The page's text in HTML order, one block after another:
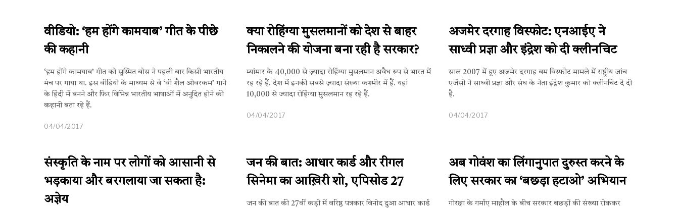
वीडियो: ‘हम होंगे कामयाब’ गीत के पीछे
की कहानी
‘हम होंगे कामयाब’ गीत को सुस्मित बोस ने पहली बार किसी भारतीय
मंच पर गाया था. इस वीडियो के माध्यम से वे ‘वी शैल ओवरकम’ गाने
के हिंदी में बनने और फिर विभिन्न भारतीय भाषाओं में अनुदित होने की
कहानी बता रहे हैं.
04/04/2017
क्या रोहिंग्या मुसलमानों को देश से बाहर
निकालने की योजना बना रही है सरकार?
म्यांमार के 40,000 से ज़्यादा रोहिंग्या मुसलमान अवैध रूप से भारत में
रह रहे हैं. देश में इनकी सबसे ज़्यादा संख्या कश्मीर में हैं. यहां
10,000 से ज्यादा रोहिंग्या मुसलमान रह रहे हैं.
04/04/2017
अजमेर दरगाह विस्फोट: एनआईए ने
साध्वी प्रज्ञा और इंद्रेश को दी क्लीनचिट
साल 2007 में हुए अजमेर दरगाह बम विस्फोट मामले में राष्ट्रीय जांच
एजेंसी ने साध्वी प्रज्ञा और संघ के नेता इंद्रेश कुमार को ​क्लीनचिट दे दी
है.
04/04/2017
संस्कृति के नाम पर लोगों को आसानी से
भड़काया और बरगलाया जा सकता है:
अज्ञेय
जन की बात: आधार कार्ड और रीगल
सिनेमा का आख़िरी शो, एपिसोड 27
जन की बात की 27वीं कड़ी में वरिष्ठ पत्रकार विनोद दुआ आधार कार्ड
अब गोवंश का लिंगानुपात दुरुस्त करने के
लिए सरकार का ‘बछड़ा हटाओ’ अभियान
गोरक्षा के गर्माए माहौल के बीच सरकार बछड़ों की संख्या रोककर